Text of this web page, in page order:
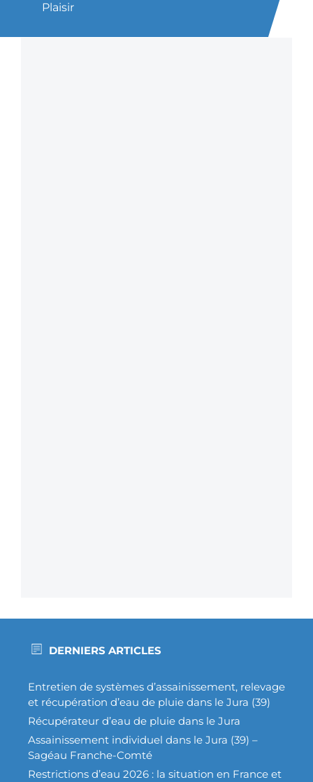
Plaisir
DERNIERS ARTICLES
Entretien de systèmes d’assainissement, relevage
et récupération d’eau de pluie dans le Jura (39)
Récupérateur d’eau de pluie dans le Jura
Assainissement individuel dans le Jura (39) –
Sagéau Franche-Comté
Restrictions d’eau 2026 : la situation en France et